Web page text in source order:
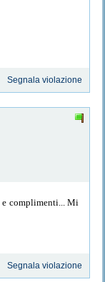
Segnala violazione
e complimenti... Mi
Segnala violazione